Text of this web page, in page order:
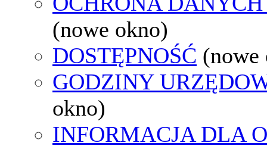
(nowe okno)
DOSTĘPNOŚĆ (nowe
GODZINY
okno)
INFORMACJA DLA